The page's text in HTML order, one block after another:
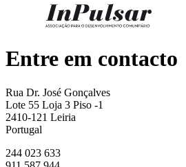
Entre em contacto
Rua Dr. José Gonçalves
Lote 55 Loja 3 Piso -1
2410-121 Leiria
Portugal
244 023 633